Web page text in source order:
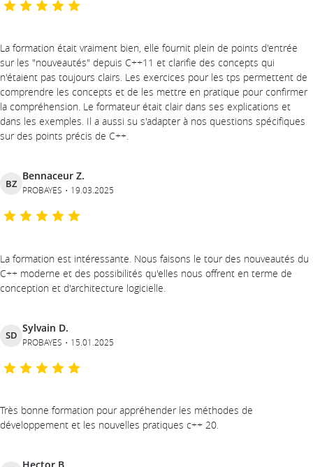
La formation était vraiment bien, elle fournit plein de points d'entrée
sur les "nouveautés" depuis C++11 et clarifie des concepts qui
n'étaient pas toujours clairs. Les exercices pour les tps permettent de
comprendre les concepts et de les mettre en pratique pour confirmer
la compréhension. Le formateur était clair dans ses explications et
dans les exemples. Il a aussi su s'adapter à nos questions spécifiques
sur des points précis de C++.
BZ
Bennaceur Z.
PROBAYES 19.03.2025
La formation est intéressante. Nous faisons le tour des nouveautés du
C++ moderne et des possibilités qu'elles nous offrent en terme de
conception et d'architecture logicielle.
SD
Sylvain D.
PROBAYES 15.01.2025
Très bonne formation pour appréhender les méthodes de
développement et les nouvelles pratiques c++ 20.